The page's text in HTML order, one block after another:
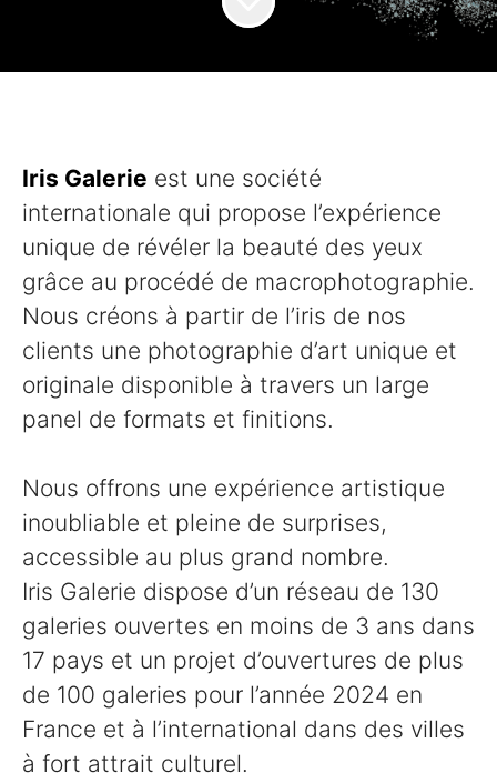
Iris Galerie est une société
internationale qui propose l’expérience
unique de révéler la beauté des yeux
grâce au procédé de macrophotographie.
Nous créons à partir de l’iris de nos
clients une photographie d’art unique et
originale disponible à travers un large
panel de formats et finitions.
Nous offrons une expérience artistique
inoubliable et pleine de surprises,
accessible au plus grand nombre.
Iris Galerie dispose d’un réseau de 130
galeries ouvertes en moins de 3 ans dans
17 pays et un projet d’ouvertures de plus
de 100 galeries pour l’année 2024 en
France et à l’international dans des villes
à fort attrait culturel.